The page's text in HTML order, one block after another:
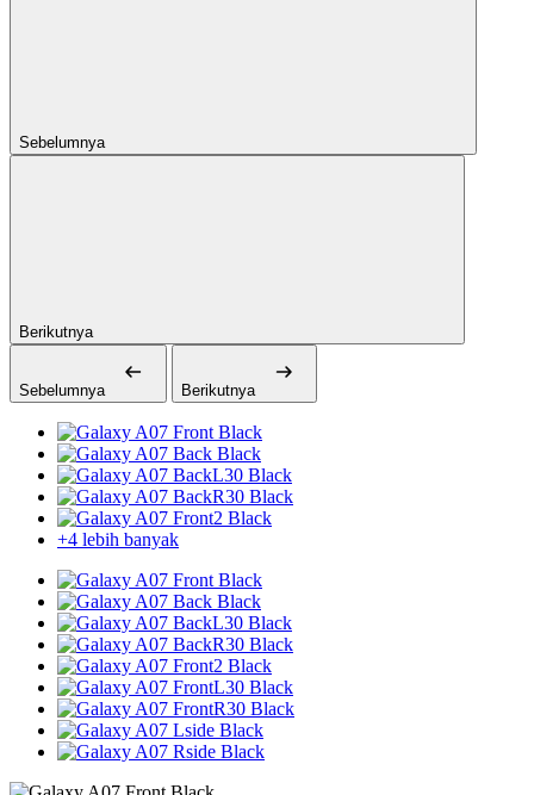
Sebelumnya
Berikutnya
Sebelumnya Berikutnya
+4 lebih banyak